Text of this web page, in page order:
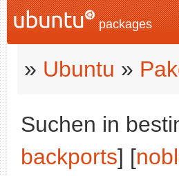
packages
» Ubuntu »
Suchen in
backports] [